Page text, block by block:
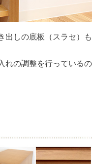
出しの底板（スラセ）も
れの調整を行っているの